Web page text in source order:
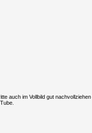
auch im Vollbild gut